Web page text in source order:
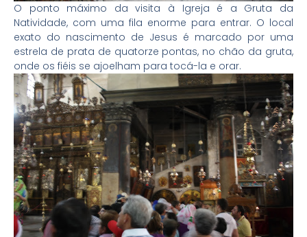
O ponto máximo da visita à Igreja é a Gruta da
Natividade, com uma fila enorme para entrar. O local
exato do nascimento de Jesus é marcado por uma
estrela de prata de quatorze pontas, no chão da gruta,
onde os fiéis se ajoelham para tocá-la e orar.